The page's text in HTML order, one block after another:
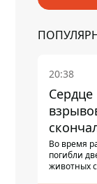
20:38
для
Во время
погибли
животных